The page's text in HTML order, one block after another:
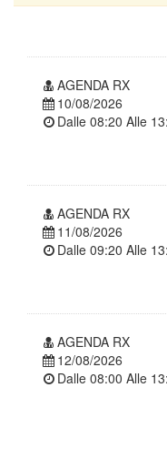
AGENDA RX
10/08/2026
Dalle 08:20 Alle
AGENDA RX
11/08/2026
Dalle 09:20 Alle
AGENDA RX
12/08/2026
Dalle 08:00 Alle